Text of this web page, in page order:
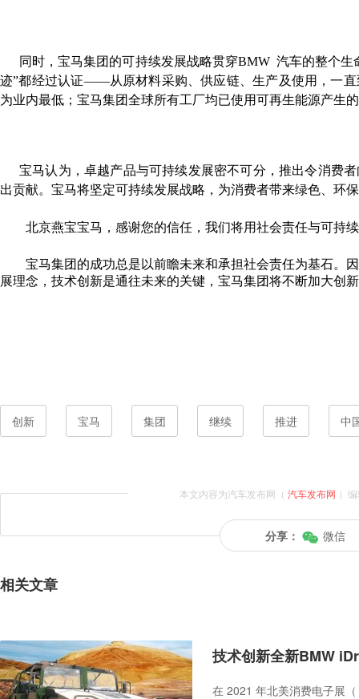
同时，宝马集团的可持续发展战略贯穿BMW汽车的整个生
迹”都经过认证——从原材料采购、供应链、生产及使用，一
为业内最低；宝马集团全球所有工厂均已使用可再生能源产生
宝马认为，卓越产品与可持续发展密不可分，推出令消费
出贡献。宝马将坚定可持续发展战略，为消费者带来绿色、环
北京燕宝宝马，感谢您的信任，我们将用社会责任与可持
宝马集团的成功总是以前瞻未来和承担社会责任为基石。
展理念，技术创新是通往未来的关键，宝马集团将不断加大创
创新 宝马 集团 继续 推进 中
本文内容为汽车发布网（ 汽车发布网 ）
分享： 微信
相关文章
技术创新全新BMW
在 2021 年北美消费电子展